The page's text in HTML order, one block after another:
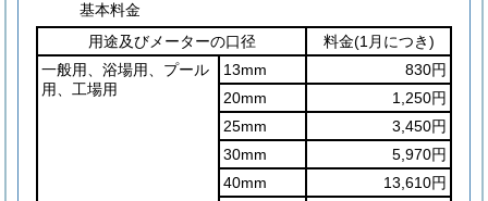
基本料金
用途及びメーターの口径
料金(1月につき)
一般用、浴場用、プール
用、工場用
13mm
830円
20mm
1,250円
25mm
3,450円
30mm
5,970円
40mm
13,610円